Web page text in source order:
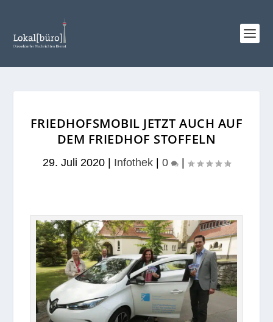
FRIEDHOFSMOBIL JETZT AUCH AUF
DEM FRIEDHOF STOFFELN
29. Juli 2020 Infothek 0